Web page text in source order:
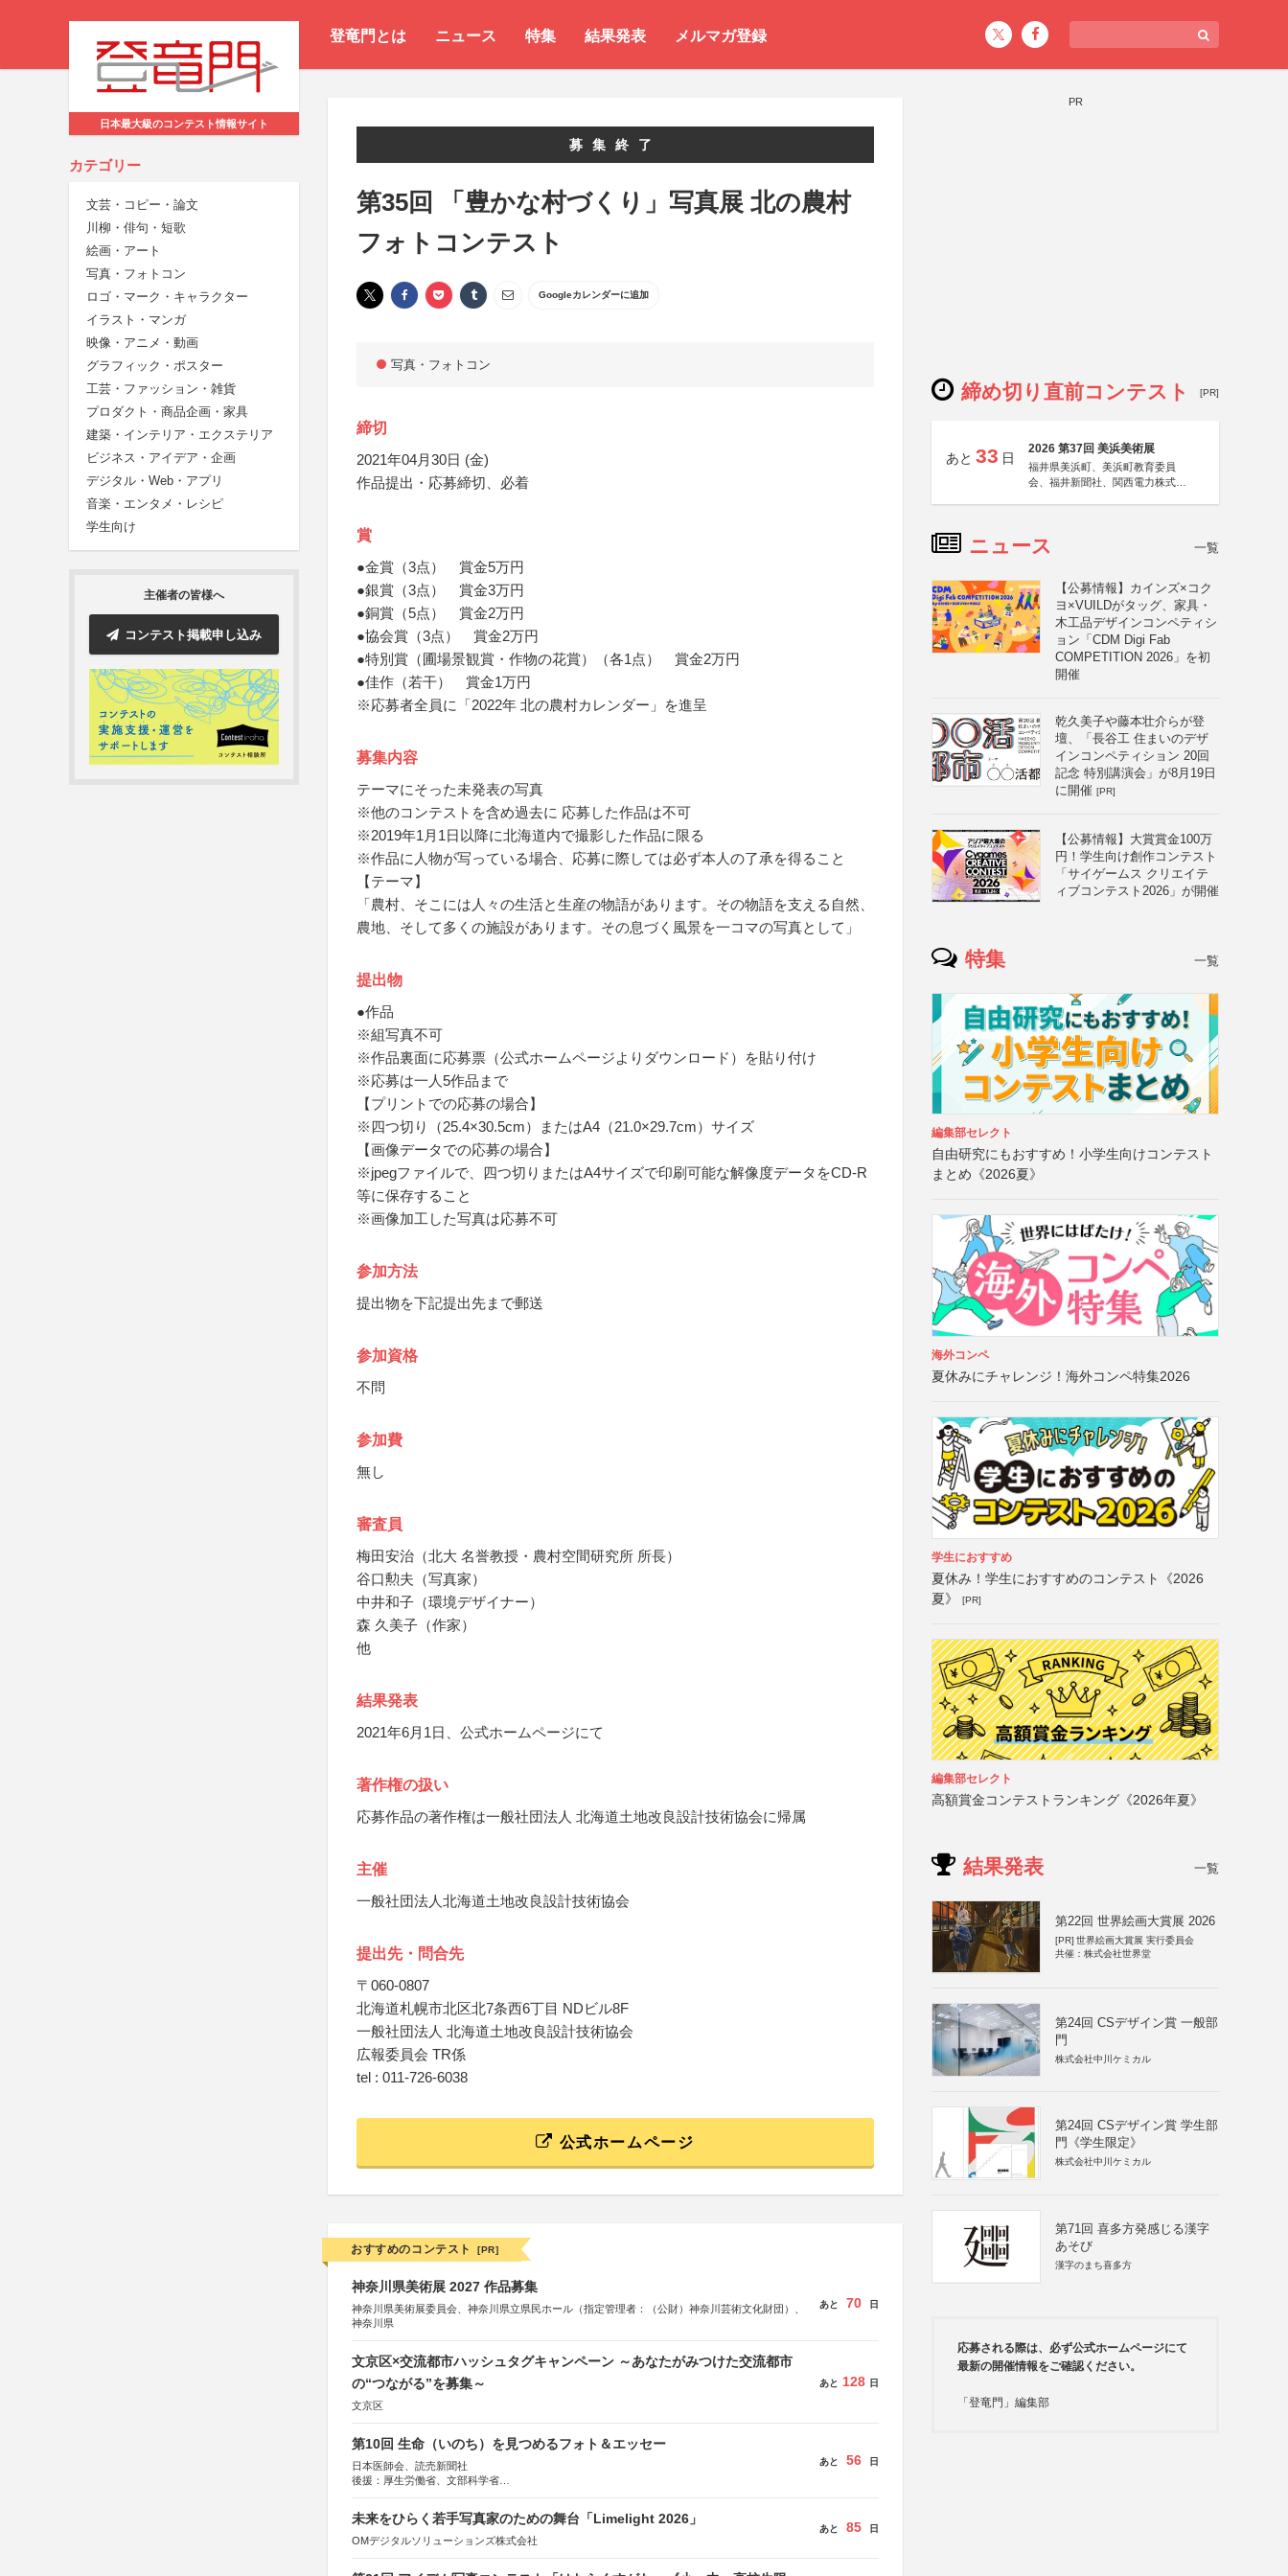
登竜門とは ニュース 特集 結果発表 メルマガ登録
日本最大級のコンテスト情報サイト
カテゴリー
文芸・コピー・論文
川柳・俳句・短歌
絵画・アート
写真・フォトコン
ロゴ・マーク・キャラクター
イラスト・マンガ
映像・アニメ・動画
グラフィック・ポスター
工芸・ファッション・雑貨
プロダクト・商品企画・家具
建築・インテリア・エクステリア
ビジネス・アイデア・企画
デジタル・Web・アプリ
音楽・エンタメ・レシピ
学生向け
主催者の皆様へ
コンテスト掲載申し込み
募集終了
第35回 「豊かな村づくり」写真展 北の農村
フォトコンテスト
Googleカレンダーに追加
写真・フォトコン
締切
2021年04月30日 (金)
作品提出・応募締切、必着
賞
●金賞（3点） 賞金5万円
●銀賞（3点） 賞金3万円
●銅賞（5点） 賞金2万円
●協会賞（3点） 賞金2万円
●特別賞（圃場景観賞・作物の花賞）（各1点） 賞金2万円
●佳作（若干） 賞金1万円
※応募者全員に「2022年 北の農村カレンダー」を進呈
募集内容
テーマにそった未発表の写真
※他のコンテストを含め過去に 応募した作品は不可
※2019年1月1日以降に北海道内で撮影した作品に限る
※作品に人物が写っている場合、応募に際しては必ず本人の了承を得ること
【テーマ】
「農村、そこには人々の生活と生産の物語があります。その物語を支える自然、
農地、そして多くの施設があります。その息づく風景を一コマの写真として」
提出物
●作品
※組写真不可
※作品裏面に応募票（公式ホームページよりダウンロード）を貼り付け
※応募は一人5作品まで
【プリントでの応募の場合】
※四つ切り（25.4×30.5cm）またはA4（21.0×29.7cm）サイズ
【画像データでの応募の場合】
※jpegファイルで、四つ切りまたはA4サイズで印刷可能な解像度データをCD-R
等に保存すること
※画像加工した写真は応募不可
参加方法
提出物を下記提出先まで郵送
参加資格
不問
参加費
無し
審査員
梅田安治（北大 名誉教授・農村空間研究所 所長）
谷口勲夫（写真家）
中井和子（環境デザイナー）
森 久美子（作家）
他
結果発表
2021年6月1日、公式ホームページにて
著作権の扱い
応募作品の著作権は一般社団法人 北海道土地改良設計技術協会に帰属
主催
一般社団法人北海道土地改良設計技術協会
提出先・問合先
〒060-0807
北海道札幌市北区北7条西6丁目 NDビル8F
一般社団法人 北海道土地改良設計技術協会
広報委員会 TR係
tel : 011-726-6038
公式ホームページ
おすすめのコンテスト [PR]
神奈川県美術展 2027 作品募集
神奈川県美術展委員会、神奈川県立県民ホール（指定管理者：（公財）神奈川芸術文化財団）、
神奈川県
あと 70 日
文京区×交流都市ハッシュタグキャンペーン ～あなたがみつけた交流都市
の“つながる”を募集～
文京区
あと 128 日
第10回 生命（いのち）を見つめるフォト＆エッセー
日本医師会、読売新聞社
後援：厚生労働省、文部科学省
あと 56 日
未来をひらく若手写真家のための舞台「Limelight 2026」
OMデジタルソリューションズ株式会社
あと 85 日
PR
締め切り直前コンテスト [PR]
あと 33 日
2026 第37回 美浜美術展
福井県美浜町、美浜町教育委員
会、福井新聞社、関西電力株式会
ニュース 一覧
【公募情報】カインズ×コク
ヨ×VUILDがタッグ、家具・
木工品デザインコンペティシ
ョン「CDM Digi Fab
COMPETITION 2026」を初
開催
乾久美子や藤本壮介らが登
壇、「長谷工 住まいのデザ
インコンペティション 20回
記念 特別講演会」が8月19日
に開催 [PR]
【公募情報】大賞賞金100万
円！学生向け創作コンテスト
「サイゲームス クリエイテ
ィブコンテスト2026」が開催
特集 一覧
編集部セレクト
自由研究にもおすすめ！小学生向けコンテスト
まとめ《2026夏》
海外コンペ
夏休みにチャレンジ！海外コンペ特集2026
学生におすすめ
夏休み！学生におすすめのコンテスト《2026
夏》
[PR]
編集部セレクト
高額賞金コンテストランキング《2026年夏》
結果発表 一覧
第22回 世界絵画大賞展 2026
[PR] 世界絵画大賞展 実行委員会
共催：株式会社世界堂
第24回 CSデザイン賞 一般部
門
株式会社中川ケミカル
第24回 CSデザイン賞 学生部
門《学生限定》
株式会社中川ケミカル
第71回 喜多方発感じる漢字
あそび
漢字のまち喜多方
応募される際は、必ず公式ホームページにて
最新の開催情報をご確認ください。
「登竜門」編集部